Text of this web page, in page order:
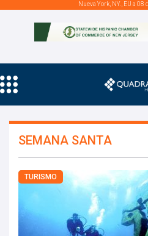
Nueva York, NY., EU a 08
SEMANA SANTA
TURISMO